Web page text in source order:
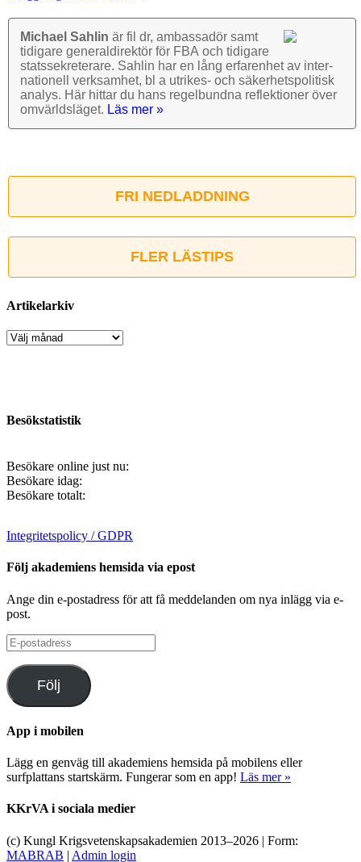
Michael Sahlin är fil dr, ambassadör samt
tidigare general­direktör för FBA och tidigare
stats­sekre­terare. Sahlin har en lång erfarenhet av inter­
nationell verk­samhet, bl a utrikes- och säkerhets­politisk
analys. Här hittar du hans regel­bundna reflek­tioner över
omvärlds­läget. Läs mer »
FRI NEDLADDNING
FLER LÄSTIPS
Artikelarkiv
Artikelarkiv
Besökstatistik
Besökare online just nu:
Besökare idag:
Besökare totalt:
Integritetspolicy / GDPR
Följ akademiens hemsida via epost
Ange din e-postadress för att få meddelanden om nya inlägg via e-
post.
E-
postadress
Följ
App i mobilen
Lägg en genväg till akademiens hemsida på mobilens eller
surfplattans startskärm. Fungerar som en app! Läs mer »
KKrVA i sociala medier
(c) Kungl Krigsvetenskapsakademien 2013–2026 | Form:
MABRAB | Admin login